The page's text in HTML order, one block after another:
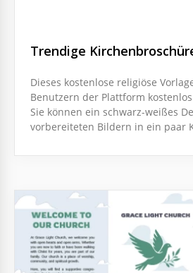
Trendige
Dieses kostenlose religiöse
Benutzern der Plattform
Sie können ein schwarz-weißes
vorbereiteten Bildern in ein paar